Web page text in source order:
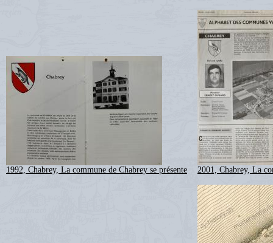
1992, Chabrey, La commune de Chabrey se présente 2001, Chabrey, La